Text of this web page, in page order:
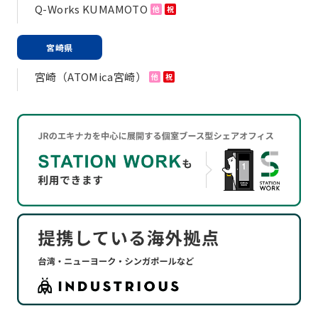
Q-Works KUMAMOTO 他 祝
宮崎県
宮崎（ATOMica宮崎） 他 祝